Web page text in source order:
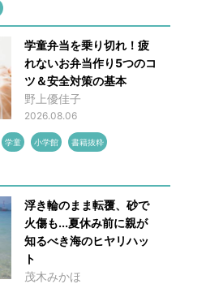
学童弁当を乗り切れ！疲
れないお弁当作り5つのコ
ツ＆安全対策の基本
野上優佳子
2026.08.06
学童 小学館 書籍抜粋
浮き輪のまま転覆、砂で
火傷も...夏休み前に親が
知るべき海のヒヤリハッ
ト
茂木みかほ